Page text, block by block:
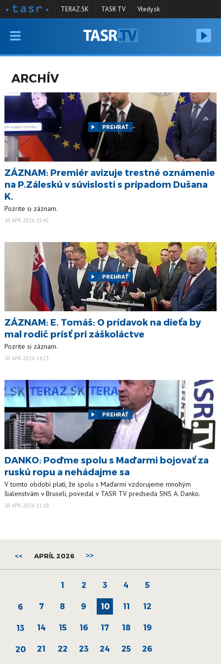
VYSIELANIE
SPRAVODAJSTVO
KONTAKT
ARCHÍV
TERAZ.SK TASR TV Vtedy.sk
ARCHÍV
PREHRAŤ
ZÁZNAM: Premiér avizuje trestné oznámenie
na P.Záleskú v súvislosti s prípadom Dušana
K.
Pozrite si záznam.
10 APR 2026 15:42
PREHRAŤ
ZÁZNAM: E. Tomáš: O prídavok na dieťa by
mal rodič prísť pri záškoláctve
Pozrite si záznam.
10 APR 2026 14:13
PREHRAŤ
DANKO: Poďme spolu s Maďarmi bojovať za
ruskú ropu a nehádajme sa
V tomto období platí, že spolu s Maďarmi vzdorujeme mnohým
šialenstvám v Bruseli, povedal v TASR TV predseda SNS A. Danko.
10 APR 2026 11:18
<< APRÍL 2026 >>
1 2 3 4 5
6 7 8 9 10 11 12
13 14 15 16 17 18 19
20 21 22 23 24 25 26